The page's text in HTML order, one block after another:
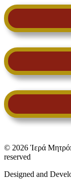
© 2026 Ἱερά
reserved
Designed and